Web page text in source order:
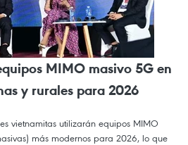
MIMO masivo 5G en
y rurales para 2026
vietnamitas utilizarán equipos MIMO
más modernos para 2026, lo que